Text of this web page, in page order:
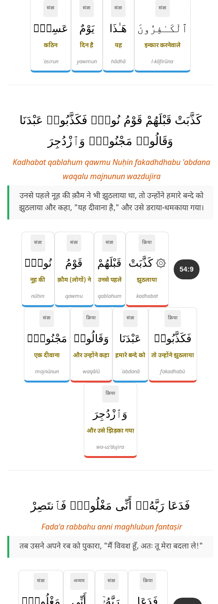
संज्ञा
ٱلْكَـٰفِرُونَ
इन्कार करनेवाले
l-kāfirūna
संज्ञा
هَـٰذَا
यह
hādhā
संज्ञा
يَوْمٌ
दिन है
yawmun
संज्ञा
عَسِرٌۭ
कठिन
ʿasirun
كَذَّبَتْ قَبْلَهُمْ قَوْمُ نُوحٍۢ فَكَذَّبُوا۟ عَبْدَنَا
وَقَالُوا۟ مَجْنُونٌۭ وَٱزْدُجِرَ
Kadhabat qablahum qawmu Nuḥin fakadhdhabu 'abdana
waqalu majnunun wazdujira
उनसे पहले नूह की क़ौम ने भी झुठलाया था, तो उन्होंने हमारे बन्दे को
झुठलाया और कहा, "यह दीवाना है," और उसे डराया-धमकाया गया।
54:9
क्रिया
۞ كَذَّبَتْ
झुठलाया
kadhabat
संज्ञा
قَبْلَهُمْ
उनसे पहले
qablahum
संज्ञा
قَوْمُ
क़ौम (लोगों) ने
qawmu
संज्ञा
نُوحٍۢ
नूह की
nūḥin
क्रिया
فَكَذَّبُوا۟
तो उन्होंने झुठलाया
fakadhabū
संज्ञा
عَبْدَنَا
हमारे बन्दे को
ʿabdanā
क्रिया
وَقَالُوا۟
और उन्होंने कहा
waqālū
संज्ञा
مَجْنُونٌۭ
एक दीवाना
majnūnun
क्रिया
وَٱزْدُجِرَ
और उसे झिड़का गया
wa-uz'dujira
فَدَعَا رَبَّهُۥٓ أَنِّى مَغْلُوبٌۭ فَٱنتَصِرْ
Fada'a rabbahu anni maghlubun fantaṣir
तब उसने अपने रब को पुकारा, "मैं विवश हूँ, अतः तू मेरा बदला ले!"
क्रिया
فَدَعَا
संज्ञा
رَبَّهُۥٓ
अव्यय
أَنِّى
संज्ञा
مَغْلُوبٌۭ